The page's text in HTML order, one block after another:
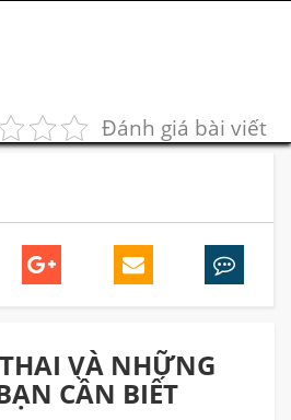
Đánh giá bài viết
VÀ NHỮNG
CẦN BIẾT